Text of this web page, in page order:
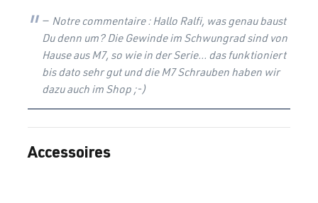
Notre commentaire : Hallo Ralfi, was genau baust
Du denn um? Die Gewinde im Schwungrad sind von
Hause aus M7, so wie in der Serie... das funktioniert
bis dato sehr gut und die M7 Schrauben haben wir
dazu auch im Shop ;-)
Ignorer la galerie de produits
Accessoires